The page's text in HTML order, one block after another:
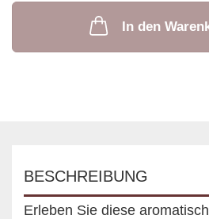
In den
BESCHREIBUNG
Erleben Sie diese